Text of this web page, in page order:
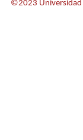
©2023 Universidad